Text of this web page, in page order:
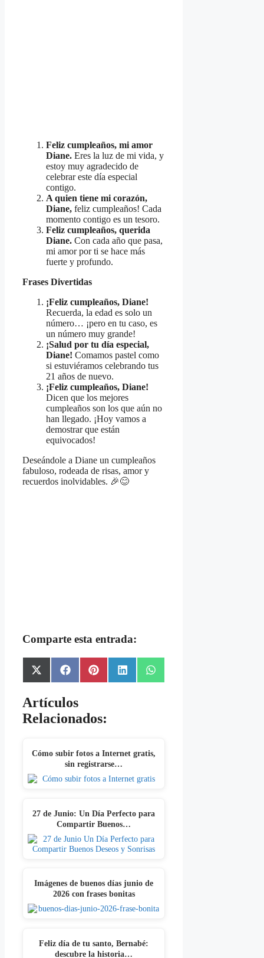
Feliz cumpleaños, mi amor
Diane. Eres la luz de mi vida, y
estoy muy agradecido de
celebrar este día especial
contigo.
A quien tiene mi corazón,
Diane, feliz cumpleaños! Cada
momento contigo es un tesoro.
Feliz cumpleaños, querida
Diane. Con cada año que pasa,
mi amor por ti se hace más
fuerte y profundo.
Frases Divertidas
¡Feliz cumpleaños, Diane!
Recuerda, la edad es solo un
número… ¡pero en tu caso, es
un número muy grande!
¡Salud por tu día especial,
Diane! Comamos pastel como
si estuviéramos celebrando tus
21 años de nuevo.
¡Feliz cumpleaños, Diane!
Dicen que los mejores
cumpleaños son los que aún no
han llegado. ¡Hoy vamos a
demostrar que están
equivocados!
Deseándole a Diane un cumpleaños
fabuloso, rodeada de risas, amor y
recuerdos inolvidables. 🎉😊
Comparte esta entrada:
Share
on
X
(Twitter)
Share
on
FacebookShare
on
PinterestShare
on
LinkedInShare
on
WhatsApp
Artículos
Relacionados:
Cómo subir fotos a Internet gratis,
sin registrarse…
27 de Junio: Un Día Perfecto para
Compartir Buenos…
Imágenes de buenos días junio de
2026 con frases bonitas
Feliz día de tu santo, Bernabé:
descubre la historia…